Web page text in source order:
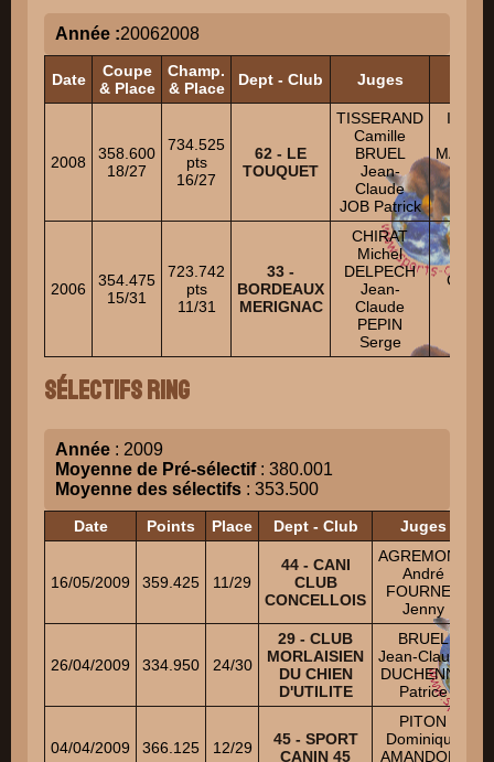
Année :20062008
Date
Coupe
& Place
Champ.
& Place
Dept - Club Juges
2008
358.600
18/27
734.525
pts
16/27
62 - LE
TOUQUET
TISSERAND
Camille
BRUEL
Jean-
Claude
JOB Patrick
2006
354.475
15/31
723.742
pts
11/31
33 -
BORDEAUX
MERIGNAC
CHIRAT
Michel
DELPECH
Jean-
Claude
PEPIN
Serge
Sélectifs Ring
Année : 2009
Moyenne de Pré-sélectif: 380.001
Moyenne des sélectifs : 353.500
Date Points Place Dept - Club Juges
16/05/2009 359.425 11/29
44 - CANI
CLUB
CONCELLOIS
AGREMONT
André
FOURNEL
Jenny
26/04/2009 334.950 24/30
29 - CLUB
MORLAISIEN
DU CHIEN
D'UTILITE
BRUEL
Jean-Claude
DUCHENNE
Patrice
04/04/2009 366.125 12/29
45 - SPORT
CANIN 45
PITON
Dominique
AMANDOLA